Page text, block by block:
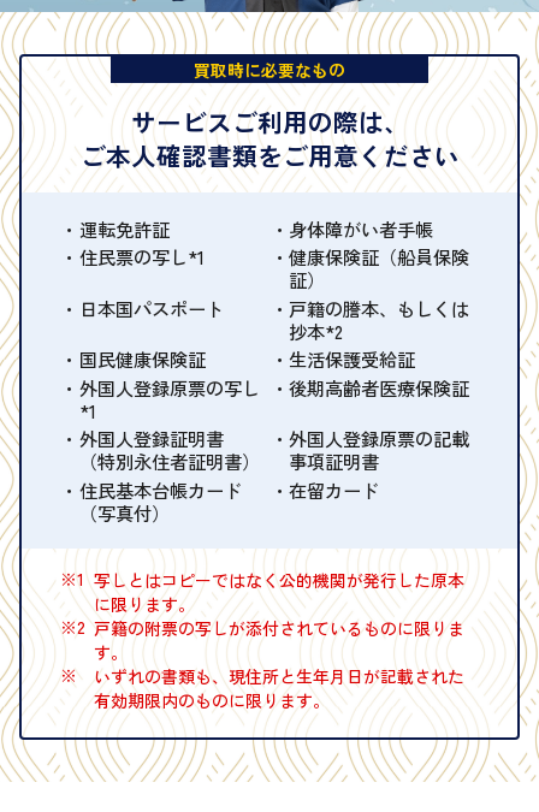
買取時に必要なもの
サービスご利用の際は、
ご本人確認書類をご用意ください
運転免許証
身体障がい者手帳
住民票の写し*1
健康保険証（船員保険
証）
日本国パスポート
戸籍の謄本、もしくは
抄本*2
国民健康保険証
生活保護受給証
外国人登録原票の写し
*1
後期高齢者医療保険証
外国人登録証明書
（特別永住者証明書）
外国人登録原票の記載
事項証明書
住民基本台帳カード
（写真付）
在留カード
※1 写しとはコピーではなく公的機関が発行した原本
に限ります。
※2 戸籍の附票の写しが添付されているものに限りま
す。
※
いずれの書類も、現住所と生年月日が記載された
有効期限内のものに限ります。